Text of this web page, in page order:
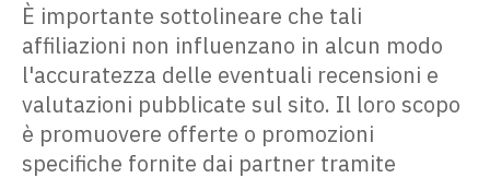
È importante sottolineare che tali
affiliazioni non influenzano in alcun modo
l'accuratezza delle eventuali recensioni e
valutazioni pubblicate sul sito. Il loro scopo
è promuovere offerte o promozioni
specifiche fornite dai partner tramite